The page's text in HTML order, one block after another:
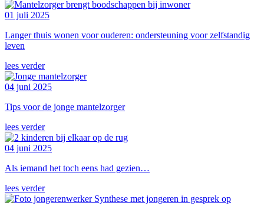
01 juli 2025
Langer thuis wonen voor ouderen: ondersteuning voor zelfstandig
leven
lees verder
04 juni 2025
Tips voor de jonge mantelzorger
lees verder
04 juni 2025
Als iemand het toch eens had gezien…
lees verder